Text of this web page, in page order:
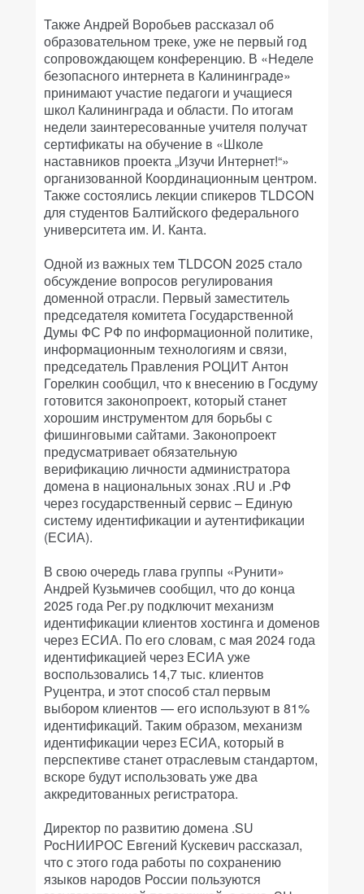
Также Андрей Воробьев рассказал об
образовательном треке, уже не первый год
сопровождающем конференцию. В «Неделе
безопасного интернета в Калининграде»
принимают участие педагоги и учащиеся
школ Калининграда и области. По итогам
недели заинтересованные учителя получат
сертификаты на обучение в «Школе
наставников проекта „Изучи Интернет!“»
организованной Координационным центром.
Также состоялись лекции спикеров TLDCON
для студентов Балтийского федерального
университета им. И. Канта.
Одной из важных тем TLDCON 2025 стало
обсуждение вопросов регулирования
доменной отрасли. Первый заместитель
председателя комитета Государственной
Думы ФС РФ по информационной политике,
информационным технологиям и связи,
председатель Правления РОЦИТ Антон
Горелкин сообщил, что к внесению в Госдуму
готовится законопроект, который станет
хорошим инструментом для борьбы с
фишинговыми сайтами. Законопроект
предусматривает обязательную
верификацию личности администратора
домена в национальных зонах .RU и .РФ
через государственный сервис – Единую
систему идентификации и аутентификации
(ЕСИА).
В свою очередь глава группы «Рунити»
Андрей Кузьмичев сообщил, что до конца
2025 года Рег.ру подключит механизм
идентификации клиентов хостинга и доменов
через ЕСИА. По его словам, с мая 2024 года
идентификацией через ЕСИА уже
воспользовались 14,7 тыс. клиентов
Руцентра, и этот способ стал первым
выбором клиентов — его используют в 81%
идентификаций. Таким образом, механизм
идентификации через ЕСИА, который в
перспективе станет отраслевым стандартом,
вскоре будут использовать уже два
аккредитованных регистратора.
Директор по развитию домена .SU
РосНИИРОС Евгений Кускевич рассказал,
что с этого года работы по сохранению
языков народов России пользуются